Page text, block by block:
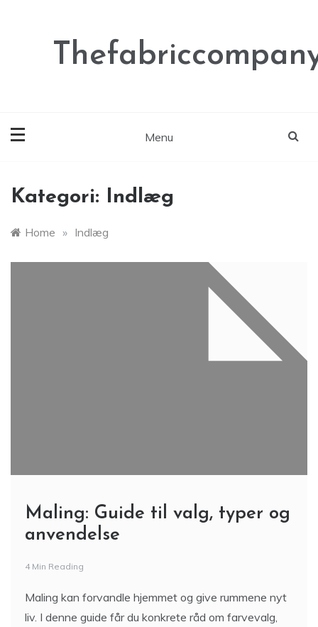
Menu
Kategori: Indlæg
Home » Indlæg
Maling: Guide til valg, typer og
anvendelse
4 Min Reading
Maling kan forvandle hjemmet og give rummene nyt
liv. I denne guide får du konkrete råd om farvevalg,